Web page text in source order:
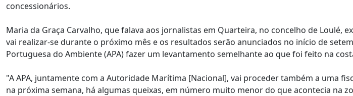
concessionários.
Maria da Graça Carvalho, que falava aos jornalistas em Quarteira, no concelho de Loulé,
vai realizar-se durante o próximo mês e os resultados serão anunciados no início de
Portuguesa do Ambiente (APA) fazer um levantamento semelhante ao que foi feito na
"A APA, juntamente com a Autoridade Marítima [Nacional], vai proceder também a uma
na próxima semana, há algumas queixas, em número muito menor do que acontecia na